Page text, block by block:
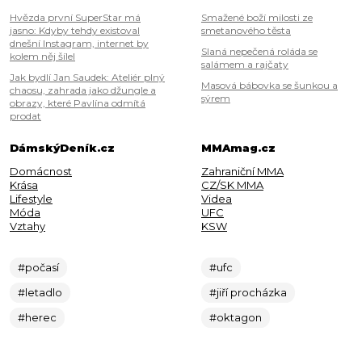
Hvězda první SuperStar má
jasno: Kdyby tehdy existoval
dnešní Instagram, internet by
kolem něj šílel
Jak bydlí Jan Saudek: Ateliér plný
chaosu, zahrada jako džungle a
obrazy, které Pavlína odmítá
prodat
Smažené boží milosti ze
smetanového těsta
Slaná nepečená roláda se
salámem a rajčaty
Masová bábovka se šunkou a
sýrem
DámskýDeník.cz
Domácnost
Krása
Lifestyle
Móda
Vztahy
#počasí
#letadlo
#herec
MMAmag.cz
Zahraniční MMA
CZ/SK MMA
Videa
UFC
KSW
#ufc
#jiří procházka
#oktagon